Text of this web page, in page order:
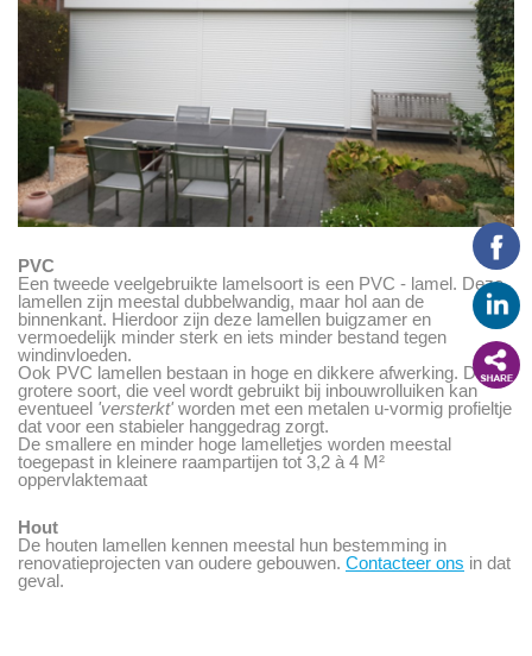
PVC
Een tweede veelgebruikte lamelsoort is een PVC - lamel. Deze
lamellen zijn meestal dubbelwandig, maar hol aan de
binnenkant. Hierdoor zijn deze lamellen buigzamer en
vermoedelijk minder sterk en iets minder bestand tegen
windinvloeden.
Ook PVC lamellen bestaan in hoge en dikkere afwerking. Deze
grotere soort, die veel wordt gebruikt bij inbouwrolluiken kan
eventueel 'versterkt' worden met een metalen u-vormig profieltje
dat voor een stabieler hanggedrag zorgt.
De smallere en minder hoge lamelletjes worden meestal
toegepast in kleinere raampartijen tot 3,2 à 4 M²
oppervlaktemaat
Hout
De houten lamellen kennen meestal hun bestemming in
renovatieprojecten van oudere gebouwen. Contacteer ons in dat
geval.